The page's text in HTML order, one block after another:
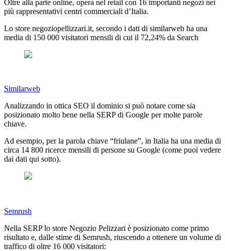
Oltre alla parte online, opera nel retail con 16 importanti negozi nei
più rappresentativi centri commerciali d’Italia.
Lo store negoziopellizzari.it, secondo i dati di similarweb ha una
media di 150 000 visitatori mensili di cui il 72,24% da Search
Similarweb
Analizzando in ottica SEO il dominio si può notare come sia
posizionato molto bene nella SERP di Google per molte parole
chiave.
Ad esempio, per la parola chiave “friulane”, in Italia ha una media di
circa 14 800 ricerce mensili di persone su Google (come puoi vedere
dai dati qui sotto).
Semrush
Nella SERP lo store Negozio Pelizzari è posizionato come primo
risultato e, dalle stime di Semrush, riuscendo a ottenere un volume di
traffico di oltre 16 000 visitatori: